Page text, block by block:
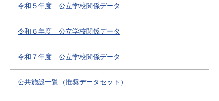
令和５年度 公立学校関係データ
令和６年度 公立学校関係データ
令和７年度 公立学校関係データ
公共施設一覧（推奨データセット）